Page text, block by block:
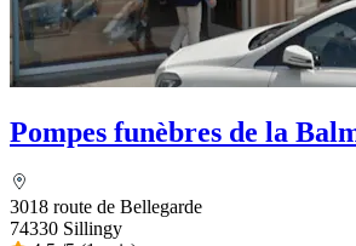
Pompes funèbres de la
3018 route de Bellegarde
74330 Sillingy